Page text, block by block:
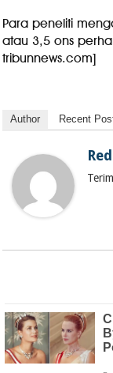
Para peneliti
atau 3,5 ons
tribunnews.com]
Author Recent